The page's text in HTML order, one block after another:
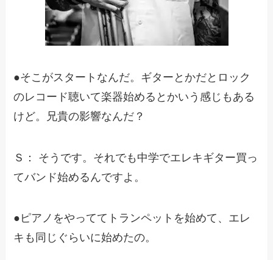
●そこがスタートなんだ。ギターとかだとロック
のレコード聴いて楽器始めるとかいう感じもある
けど。兄貴の影響なんだ？
Ｓ： そうです。それでも中学でエレキギター買っ
てバンド始めるんですよ。
●ピアノをやっててトランペットを始めて、エレ
キも同じぐらいに始めたの。